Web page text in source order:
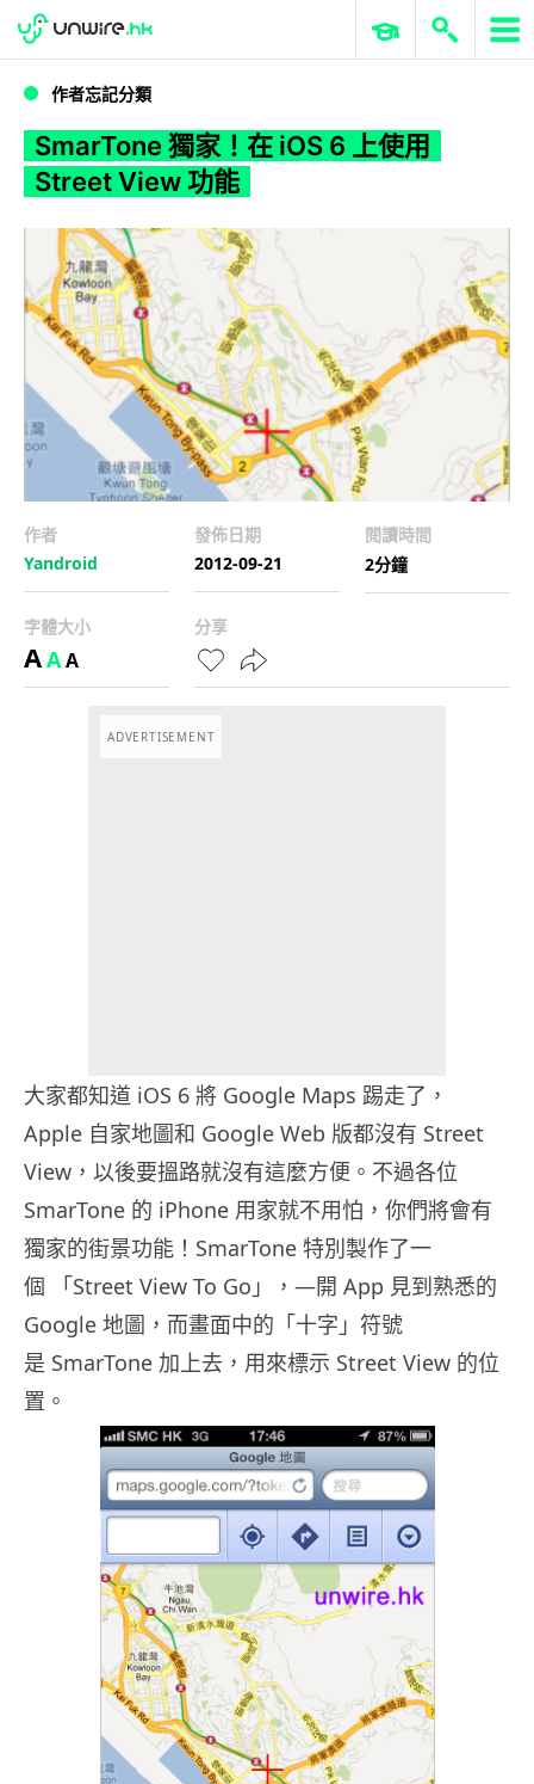
WWDC 2026 ERP 與商業 AI
作者忘記分類
SmarTone 獨家！在 iOS 6 上使用
Street View 功能
作者
Yandroid
發佈日期
2012-09-21
閱讀時間
2分鐘
字體大小
AAA
分享
ADVERTISEMENT
大家都知道 iOS 6 將 Google Maps 踢走了，
Apple 自家地圖和 Google Web 版都沒有 Street
View，以後要搵路就沒有這麼方便。不過各位
SmarTone 的 iPhone 用家就不用怕，你們將會有
獨家的街景功能！SmarTone 特別製作了一
個 「Street View To Go」，—開 App 見到熟悉的
Google 地圖，而畫面中的「十字」符號
是 SmarTone 加上去，用來標示 Street View 的位
置。